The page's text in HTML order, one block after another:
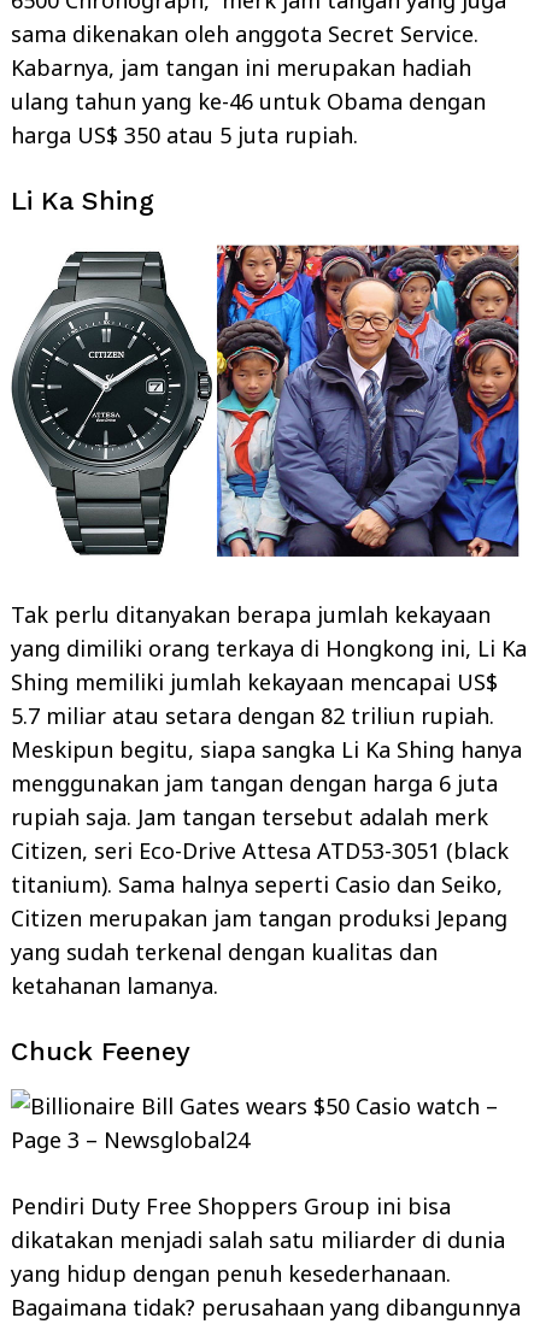
sama dikenakan oleh anggota Secret Service.
Kabarnya, jam tangan ini merupakan hadiah
ulang tahun yang ke-46 untuk Obama dengan
harga US$ 350 atau 5 juta rupiah.
Li Ka Shing
Tak perlu ditanyakan berapa jumlah kekayaan
yang dimiliki orang terkaya di Hongkong ini, Li Ka
Shing memiliki jumlah kekayaan mencapai US$
5.7 miliar atau setara dengan 82 triliun rupiah.
Meskipun begitu, siapa sangka Li Ka Shing hanya
menggunakan jam tangan dengan harga 6 juta
rupiah saja. Jam tangan tersebut adalah merk
Citizen, seri Eco-Drive Attesa ATD53-3051 (black
titanium). Sama halnya seperti Casio dan Seiko,
Citizen merupakan jam tangan produksi Jepang
yang sudah terkenal dengan kualitas dan
ketahanan lamanya.
Chuck Feeney
Pendiri Duty Free Shoppers Group ini bisa
dikatakan menjadi salah satu miliarder di dunia
yang hidup dengan penuh kesederhanaan.
Bagaimana tidak? perusahaan yang dibangunnya